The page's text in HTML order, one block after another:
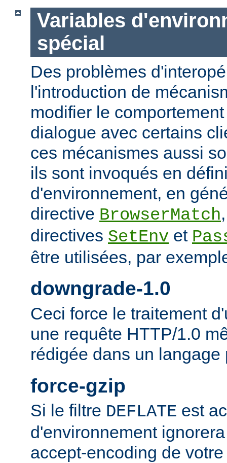
Variables
spécial
Des problèmes
l'introduction de
modifier le
dialogue avec certains
ces mécanismes aussi
ils sont invoqués en
d'environnement, en
directive BrowserMatch
directives SetEnv et
être utilisées, par
downgrade-1.0
Ceci force le traitement
une requête HTTP/1.0
rédigée dans un langage
force-gzip
Si le filtre DEFLATE est
d'environnement
accept-encoding de